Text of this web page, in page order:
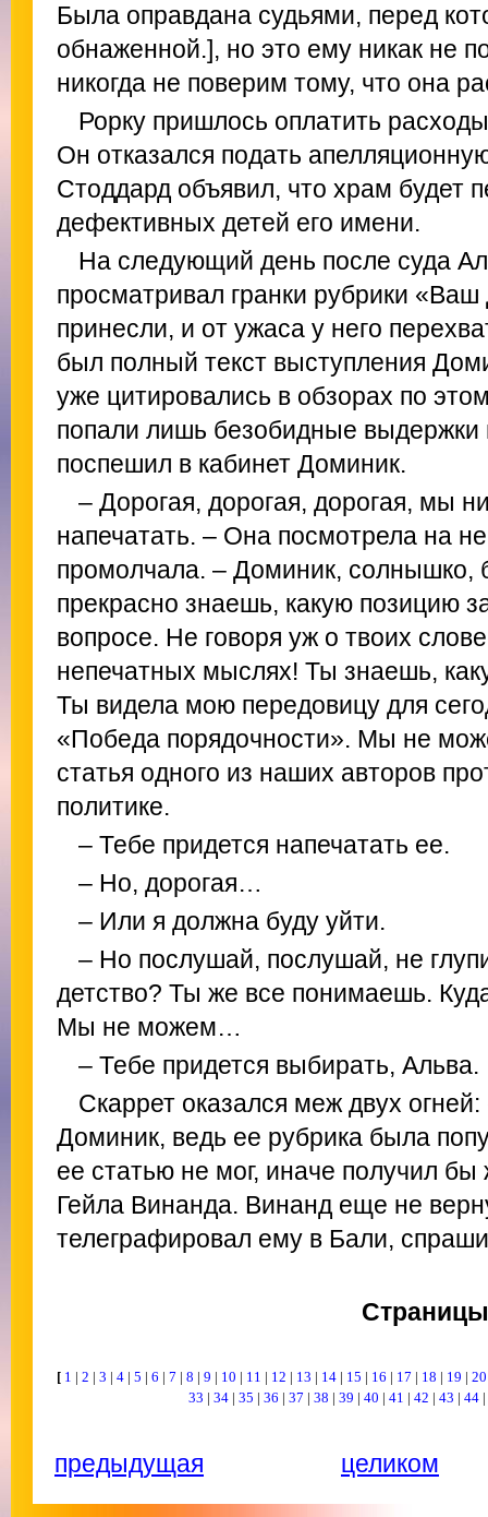
Была оправдана судьями, перед
обнаженной.], но это ему никак не
никогда не поверим тому, что она
Рорку пришлось оплатить
Он отказался подать
Стоддард объявил, что храм будет
дефективных детей его имени.
На следующий день после суда
просматривал гранки рубрики
принесли, и от ужаса у него
был полный текст выступления
уже цитировались в обзорах по
попали лишь безобидные выдержки
поспешил в кабинет Доминик.
– Дорогая, дорогая, дорогая, мы
напечатать. – Она посмотрела на
промолчала. – Доминик, солнышко,
прекрасно знаешь, какую позицию
вопросе. Не говоря уж о твоих
непечатных мыслях! Ты знаешь,
Ты видела мою передовицу для
«Победа порядочности». Мы не
статья одного из наших авторов
политике.
– Тебе придется напечатать ее.
– Но, дорогая…
– Или я должна буду уйти.
– Но послушай, послушай, не
детство? Ты же все понимаешь.
Мы не можем…
– Тебе придется выбирать, Альва.
Скаррет оказался меж двух
Доминик, ведь ее рубрика была
ее статью не мог, иначе получил
Гейла Винанда. Винанд еще не
телеграфировал ему в Бали,
Страницы
[ 1 | 2 | 3 | 4 | 5 | 6 | 7 | 8 | 9 | 10 | 11 | 12 | 13 | 14 | 15 | 16 | 17 | 18 | 19 |
33 | 34 | 35 | 36 | 37 | 38 | 39 | 40 | 41 | 42 | 43 | 44 |
предыдущая целиком